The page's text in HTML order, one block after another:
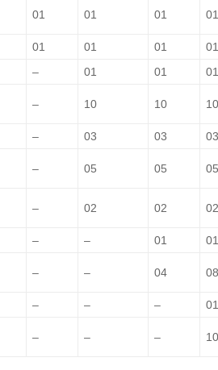
01 01 01 01
01 01 01
01
– 01 01
01
– 10 10 10
– 03 03
03
– 05 05 05
– 02 02 02
– – 01
01
– – 04 08
– – –
01
– – – 10